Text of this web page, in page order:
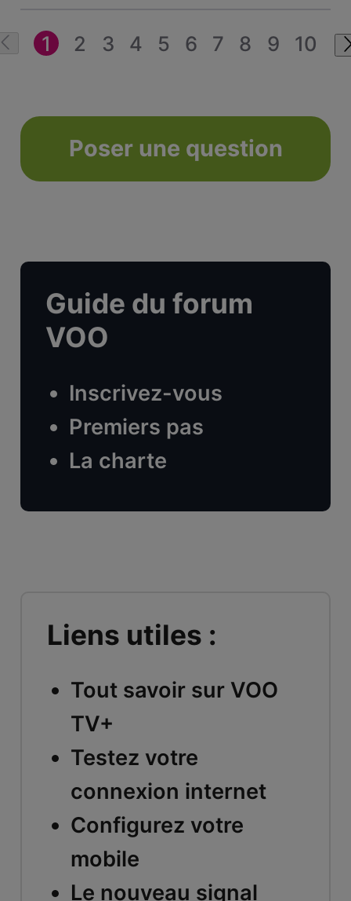
1 2 3 4 5 6 7 8 9 10
Poser une question
Guide du forum
VOO
Inscrivez-vous
Premiers pas
La charte
Liens utiles :
Tout savoir sur VOO
TV+
Testez votre
connexion internet
Configurez votre
mobile
Le nouveau signal